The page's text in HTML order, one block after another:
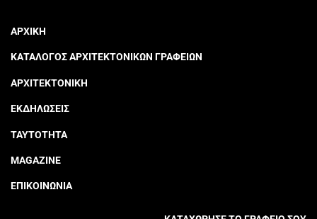
ΑΡΧΙΚΗ
ΚΑΤΑΛΟΓΟΣ ΑΡΧΙΤΕΚΤΟΝΙΚΩΝ ΓΡΑΦΕΙΩΝ
ΑΡΧΙΤΕΚΤΟΝΙΚΗ
ΕΚΔΗΛΩΣΕΙΣ
ΤΑΥΤΟΤΗΤΑ
MAGAZINE
ΕΠΙΚΟΙΝΩΝΙΑ